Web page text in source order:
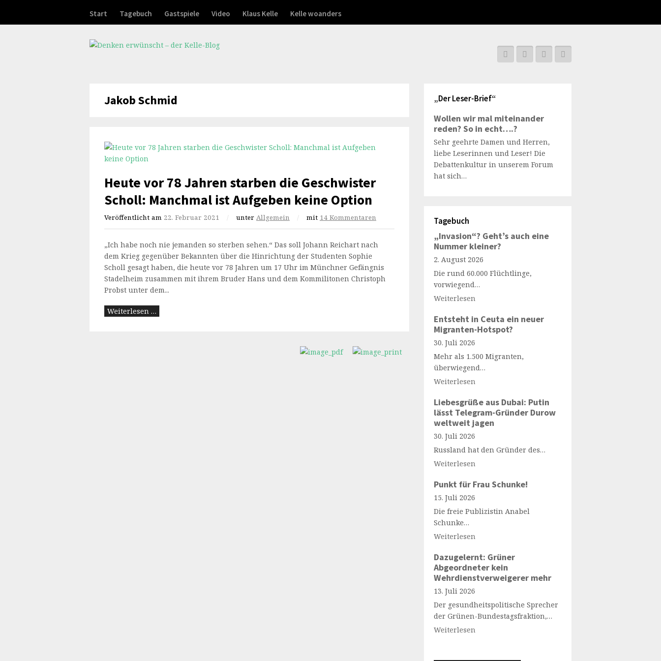
Start Tagebuch Gastspiele Video Klaus Kelle Kelle woanders
Jakob Schmid
Heute vor 78 Jahren starben die Geschwister
Scholl: Manchmal ist Aufgeben keine Option
Veröffentlicht am 22. Februar 2021 / unter Allgemein / mit 14 Kommentaren
„Ich habe noch nie jemanden so sterben sehen.“ Das soll Johann Reichart nach
dem Krieg gegenüber Bekannten über die Hinrichtung der Studenten Sophie
Scholl gesagt haben, die heute vor 78 Jahren um 17 Uhr im Münchner Gefängnis
Stadelheim zusammen mit ihrem Bruder Hans und dem Kommilitonen Christoph
Probst unter dem...
Weiterlesen …
„Der Leser-Brief“
Wollen wir mal miteinander
reden? So in echt….?
Sehr geehrte Damen und Herren,
liebe Leserinnen und Leser! Die
Debattenkultur in unserem Forum
hat sich…
Tagebuch
„Invasion“? Geht’s auch eine
Nummer kleiner?
2. August 2026
Die rund 60.000 Flüchtlinge,
vorwiegend…
Weiterlesen
Entsteht in Ceuta ein neuer
Migranten-Hotspot?
30. Juli 2026
Mehr als 1.500 Migranten,
überwiegend…
Weiterlesen
Liebesgrüße aus Dubai: Putin
lässt Telegram-Gründer Durow
weltweit jagen
30. Juli 2026
Russland hat den Gründer des…
Weiterlesen
Punkt für Frau Schunke!
15. Juli 2026
Die freie Publizistin Anabel
Schunke…
Weiterlesen
Dazugelernt: Grüner
Abgeordneter kein
Wehrdienstverweigerer mehr
13. Juli 2026
Der gesundheitspolitische Sprecher
der Grünen-Bundestagsfraktion,…
Weiterlesen